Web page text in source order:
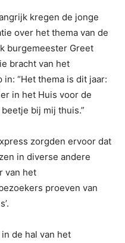
kregen de jonge
over het thema van de
burgemeester Greet
bracht van het
“Het thema is dit jaar:
in het Huis voor de
bij mij thuis.”
zorgden ervoor dat
in diverse andere
van het
proeven van
de hal van het